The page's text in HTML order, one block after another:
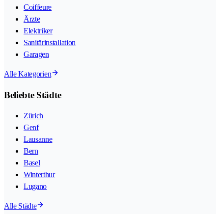
Coiffeure
Ärzte
Elektriker
Sanitärinstallation
Garagen
Alle Kategorien
Beliebte Städte
Zürich
Genf
Lausanne
Bern
Basel
Winterthur
Lugano
Alle Städte